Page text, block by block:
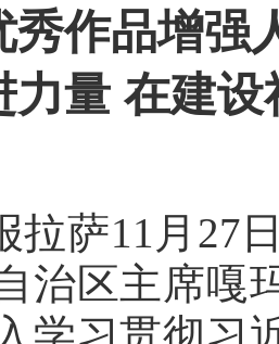
秀作品增强
力量 在建
拉萨11月27
治区主席嘎